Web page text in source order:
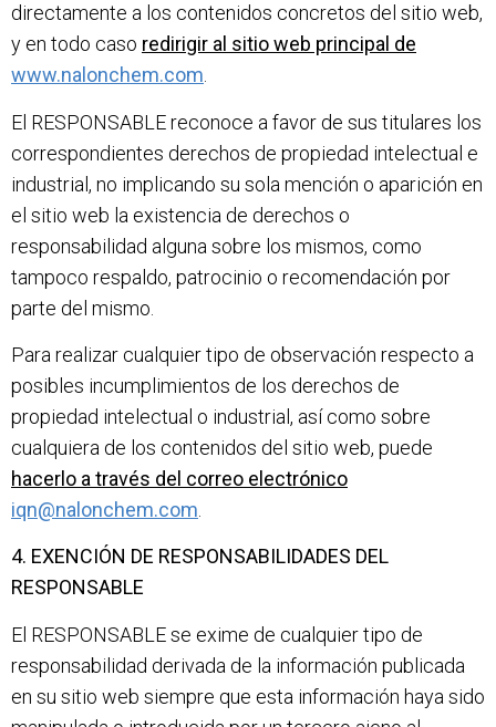
directamente a los contenidos concretos del sitio web,
y en todo caso redirigir al sitio web principal de
www.nalonchem.com.
El RESPONSABLE reconoce a favor de sus titulares los
correspondientes derechos de propiedad intelectual e
industrial, no implicando su sola mención o aparición en
el sitio web la existencia de derechos o
responsabilidad alguna sobre los mismos, como
tampoco respaldo, patrocinio o recomendación por
parte del mismo.
Para realizar cualquier tipo de observación respecto a
posibles incumplimientos de los derechos de
propiedad intelectual o industrial, así como sobre
cualquiera de los contenidos del sitio web, puede
hacerlo a través del correo electrónico
iqn@nalonchem.com
4. EXENCIÓN DE RESPONSABILIDADES DEL
RESPONSABLE
El RESPONSABLE se exime de cualquier tipo de
responsabilidad derivada de la información publicada
en su sitio web siempre que esta información haya sido